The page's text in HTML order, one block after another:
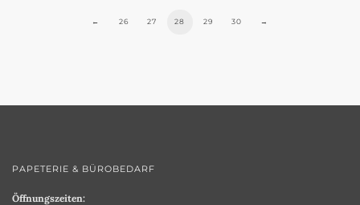
← 26 27 28 29 30 →
PAPETERIE & BÜROBEDARF
Öffnungszeiten: